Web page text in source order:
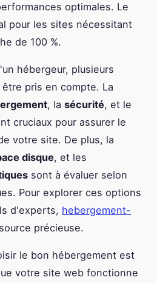
optimales. Le
pour les sites nécessitant
de 100 %.
hébergeur, plusieurs
pris en compte. La
, la sécurité, et le
cruciaux pour assurer le
votre site. De plus, la
disque, et les
sont à évaluer selon
Pour explorer ces options
d'experts, hebergement-
précieuse.
le bon hébergement est
votre site web fonctionne